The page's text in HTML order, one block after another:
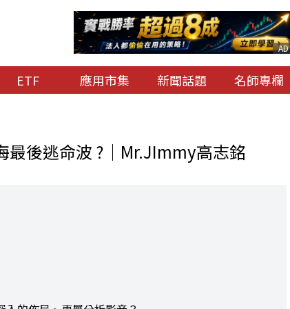
AD
ETF 應用市集 新聞話題 名師專欄
最後逃命波 ?｜Mr.JImmy高志銘